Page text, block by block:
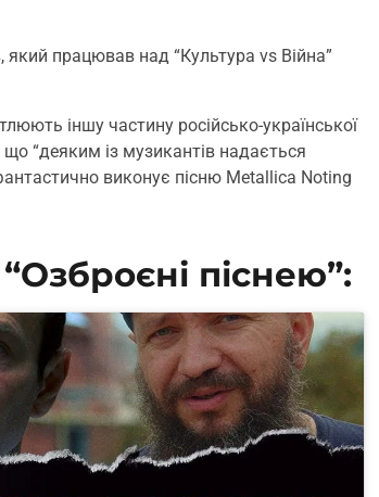
працював над “Культура vs Війна”
іншу частину російсько-української
“деяким із музикантів надається
виконує пісню Metallica Noting
піснею”: